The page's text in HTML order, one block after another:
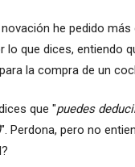
he pedido
lo que dices, entiendo
la compra de un
que "puedes
". Perdona, pero no